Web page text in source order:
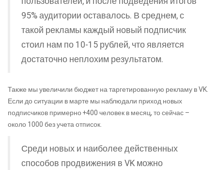
95% аудитории оставалось. В среднем, с
такой рекламы каждый новый подписчик
стоил нам по 10-15 рублей, что является
достаточно неплохим результатом.
Также мы увеличили бюджет на таргетированную рекламу в VK.
Если до ситуации в марте мы наблюдали приход новых
подписчиков примерно +400 человек в месяц, то сейчас –
около 1000 без учета отписок.
Среди новых и наиболее действенных
способов продвижения в VK можно